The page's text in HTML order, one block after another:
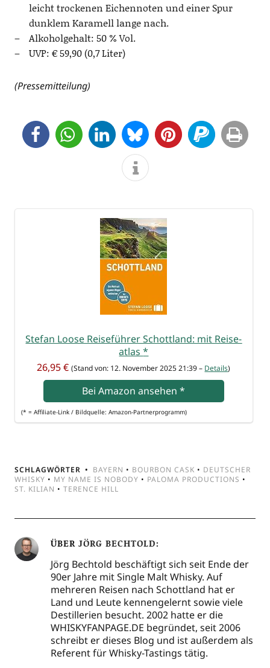
leicht tro­cke­nen Eichen­no­ten und einer Spur
dunk­lem Kara­mell lan­ge nach.
Alko­hol­ge­halt: 50 % Vol.
UVP: € 59,90 (0,7 Liter)
(Pres­se­mit­tei­lung)
Ste­fan Loo­se Rei­se­füh­rer Schott­land: mit Rei­se­
at­las*
26,95 € (Stand von: 12. Novem­ber 2025 21:39 – Details)
Bei Ama­zon anse­hen*
(* = Affi­lia­te-Link / Bild­quel­le: Amazon-Partnerprogramm)
SCHLAGWÖRTER BAYERN • BOURBON CASK • DEUTSCHER
WHISKY • MY NAME IS NOBODY • PALOMA PRODUCTIONS •
ST. KILIAN • TERENCE HILL
ÜBER JÖRG BECHTOLD
Jörg Bechtold beschäftigt sich seit Ende der
90er Jahre mit Single Malt Whisky. Auf
mehreren Reisen nach Schottland hat er
Land und Leute kennengelernt sowie viele
Destillerien besucht. 2002 hatte er die
WHISKYFANPAGE.DE begründet, seit 2006
schreibt er dieses Blog und ist außerdem als
Referent für Whisky-Tastings tätig.